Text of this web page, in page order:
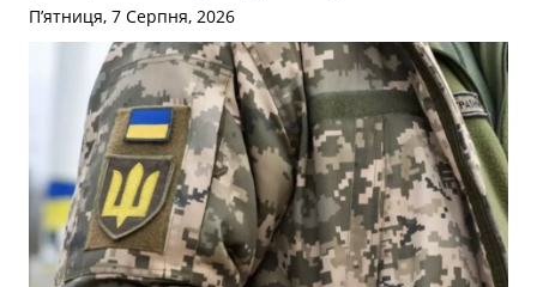
П’ятниця, 7 Серпня, 2026